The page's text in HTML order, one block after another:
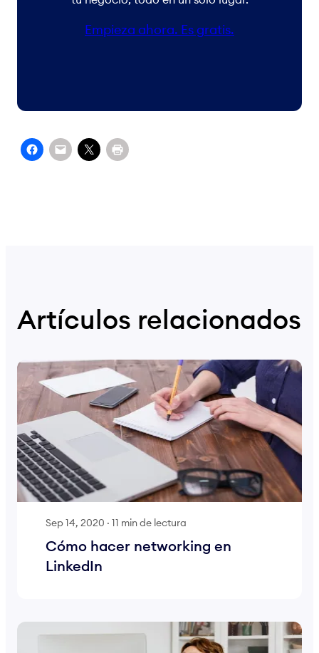
Empieza ahora. Es gratis.
Artículos relacionados
Sep 14, 2020 · 11 min de lectura
Cómo hacer networking en
LinkedIn